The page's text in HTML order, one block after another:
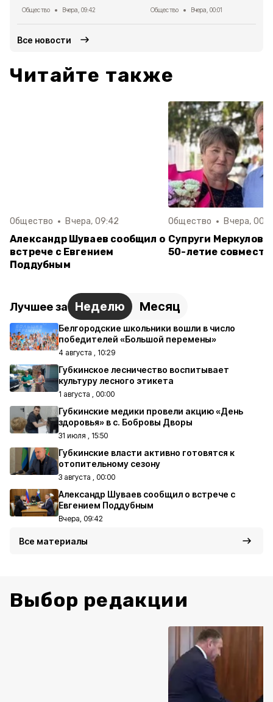
Общество Вчера, 09:42 Общество Вчера, 00:01
Все новости
Читайте также
Общество Вчера, 09:42
Александр Шуваев сообщил о
встрече с Евгением
Поддубным
Общество Вчера,
Супруги
50-летие
Лучшее за Неделю Месяц
Белгородские школьники вошли в число
победителей «Большой перемены»
4 августа , 10:29
Губкинское лесничество воспитывает
культуру лесного этикета
1 августа , 00:00
Губкинские медики провели акцию «День
здоровья» в с. Бобровы Дворы
31 июля , 15:50
Губкинские власти активно готовятся к
отопительному сезону
3 августа , 00:00
Александр Шуваев сообщил о встрече с
Евгением Поддубным
Вчера, 09:42
Все материалы
Выбор редакции